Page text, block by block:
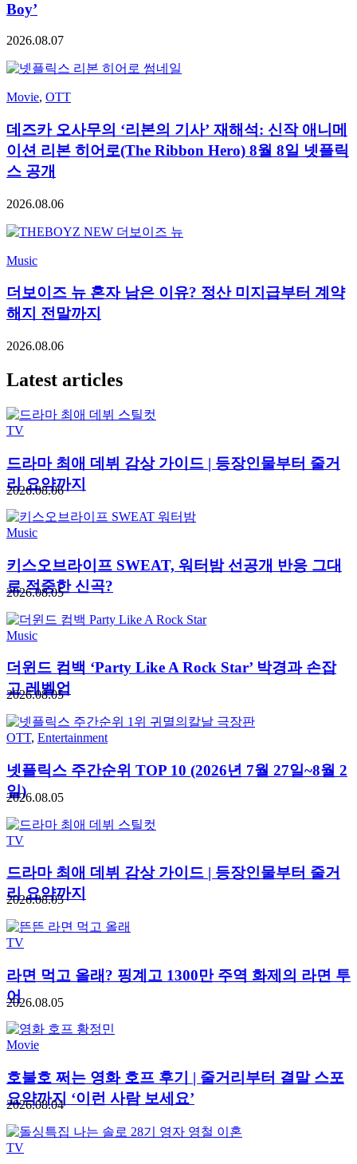
Boy’
2026.08.07
Movie, OTT
데즈카 오사무의 ‘리본의 기사’ 재해석: 신작 애니메
이션 리본 히어로(The Ribbon Hero) 8월 8일 넷플릭
스 공개
2026.08.06
Music
더보이즈 뉴 혼자 남은 이유? 정산 미지급부터 계약
해지 전말까지
2026.08.06
Latest articles
TV
드라마 최애 데뷔 감상 가이드 | 등장인물부터 줄거
리 요약까지
2026.08.06
Music
키스오브라이프 SWEAT, 워터밤 선공개 반응 그대
로 적중한 신곡?
2026.08.05
Music
더윈드 컴백 ‘Party Like A Rock Star’ 박경과 손잡
고 레벨업
2026.08.05
OTT, Entertainment
넷플릭스 주간순위 TOP 10 (2026년 7월 27일~8월 2
일)
2026.08.05
TV
드라마 최애 데뷔 감상 가이드 | 등장인물부터 줄거
리 요약까지
2026.08.05
TV
라면 먹고 올래? 핑계고 1300만 주역 화제의 라면 투
어
2026.08.05
Movie
호불호 쩌는 영화 호프 후기 | 줄거리부터 결말 스포
요약까지 ‘이런 사람 보세요’
2026.08.04
TV